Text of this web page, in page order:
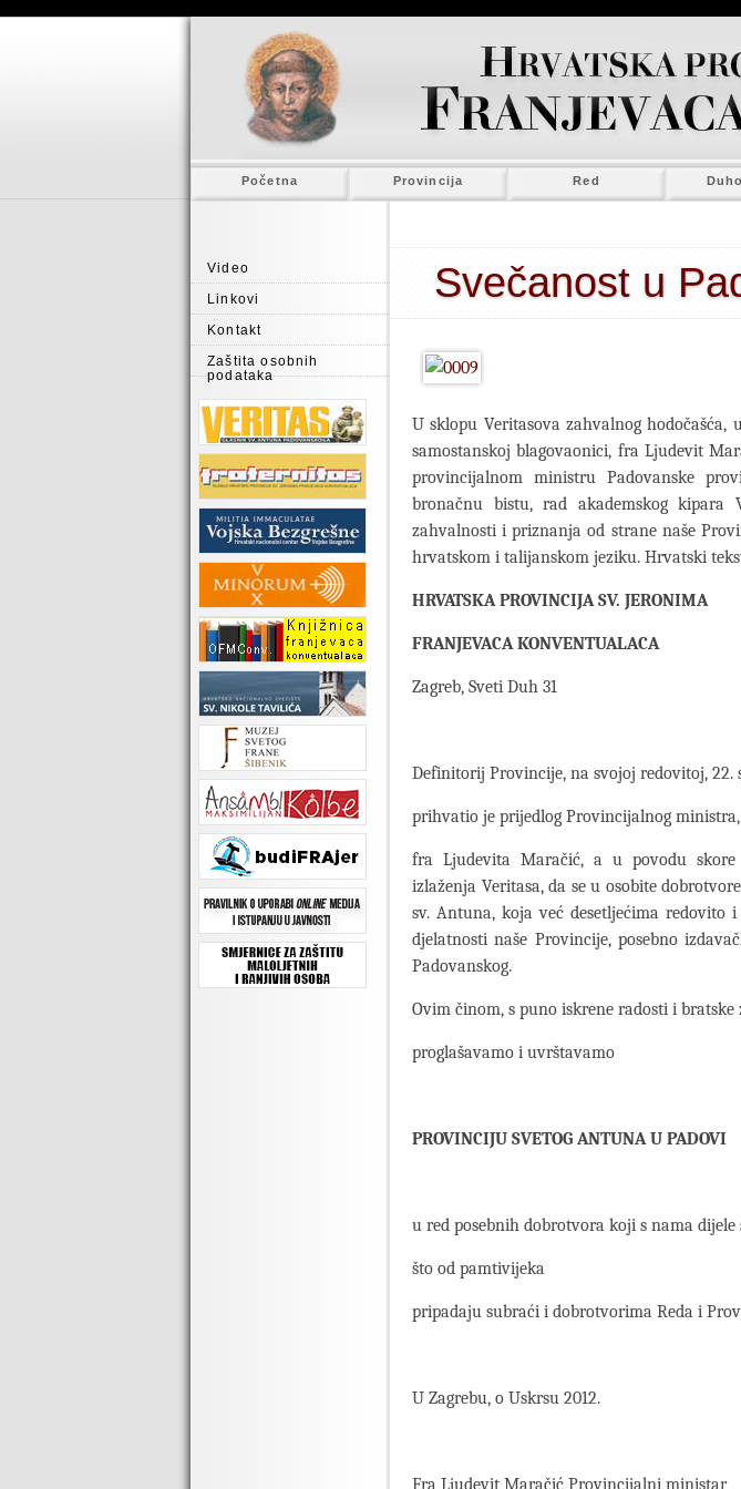
Početna Provincija Red
Video
Linkovi
Kontakt
Zaštita osobnih
podataka
Svečanost u
U sklopu Veritasova zahvalnog
samostanskoj blagovaonici, fra Ljudevit
provincijalnom ministru Padovanske
bronačnu bistu, rad akademskog
zahvalnosti i priznanja od strane naše
hrvatskom i talijanskom jeziku. Hrvatski
HRVATSKA PROVINCIJA SV. JERONIMA
FRANJEVACA KONVENTUALACA
Zagreb, Sveti Duh 31
Definitorij Provincije, na svojoj redovitoj, 22.
prihvatio je prijedlog Provincijalnog ministra,
fra Ljudevita Maračić, a u povodu skore
izlaženja Veritasa, da se u osobite
sv. Antuna, koja već desetljećima
djelatnosti naše Provincije, posebno
Padovanskog.
Ovim činom, s puno iskrene radosti i bratske
proglašavamo i uvrštavamo
PROVINCIJU SVETOG ANTUNA U PADOVI
u red posebnih dobrotvora koji s nama
što od pamtivijeka
pripadaju subraći i dobrotvorima Reda i
U Zagrebu, o Uskrsu 2012.
Fra Ljudevit Maračić Provincijalni ministar